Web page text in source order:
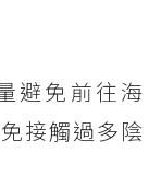
避免前往海
接觸過多陰